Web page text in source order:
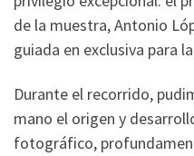
de la muestra, Antonio
guiada en exclusiva para
Durante el recorrido,
mano el origen y
fotográfico,